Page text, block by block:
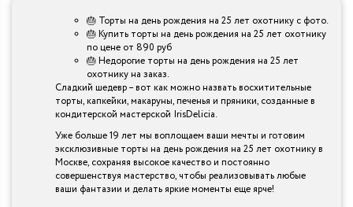
🎂 Торты на день рождения на 25 лет охотнику с фото.
🎂 Купить торты на день рождения на 25 лет охотнику
по цене от 890 руб
🎂 Недорогие торты на день рождения на 25 лет
охотнику на заказ.
Сладкий шедевр – вот как можно назвать восхитительные
торты, капкейки, макаруны, печенья и пряники, созданные в
кондитерской мастерской IrisDelicia.
Уже больше 19 лет мы воплощаем ваши мечты и готовим
эксклюзивные торты на день рождения на 25 лет охотнику в
Москве, сохраняя высокое качество и постоянно
совершенствуя мастерство, чтобы реализовывать любые
ваши фантазии и делать яркие моменты еще ярче!